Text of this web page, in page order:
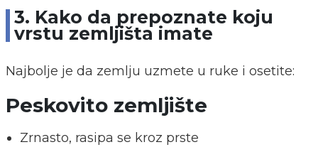
3. Kako da prepoznate koju
vrstu zemljišta imate
Najbolje je da zemlju uzmete u ruke i osetite:
Peskovito zemljište
Zrnasto, rasipa se kroz prste